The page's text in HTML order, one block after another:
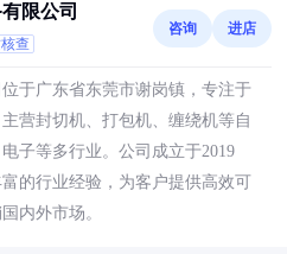
限公司
查
咨询 进店
于广东省东莞市谢岗镇，专注于
营封切机、打包机、缠绕机等自
子等多行业。公司成立于2019
的行业经验，为客户提供高效可
内外市场。